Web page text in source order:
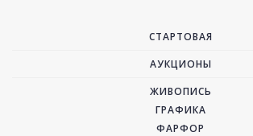
СТАРТОВАЯ
АУКЦИОНЫ
ЖИВОПИСЬ
ГРАФИКА
ФАРФОР